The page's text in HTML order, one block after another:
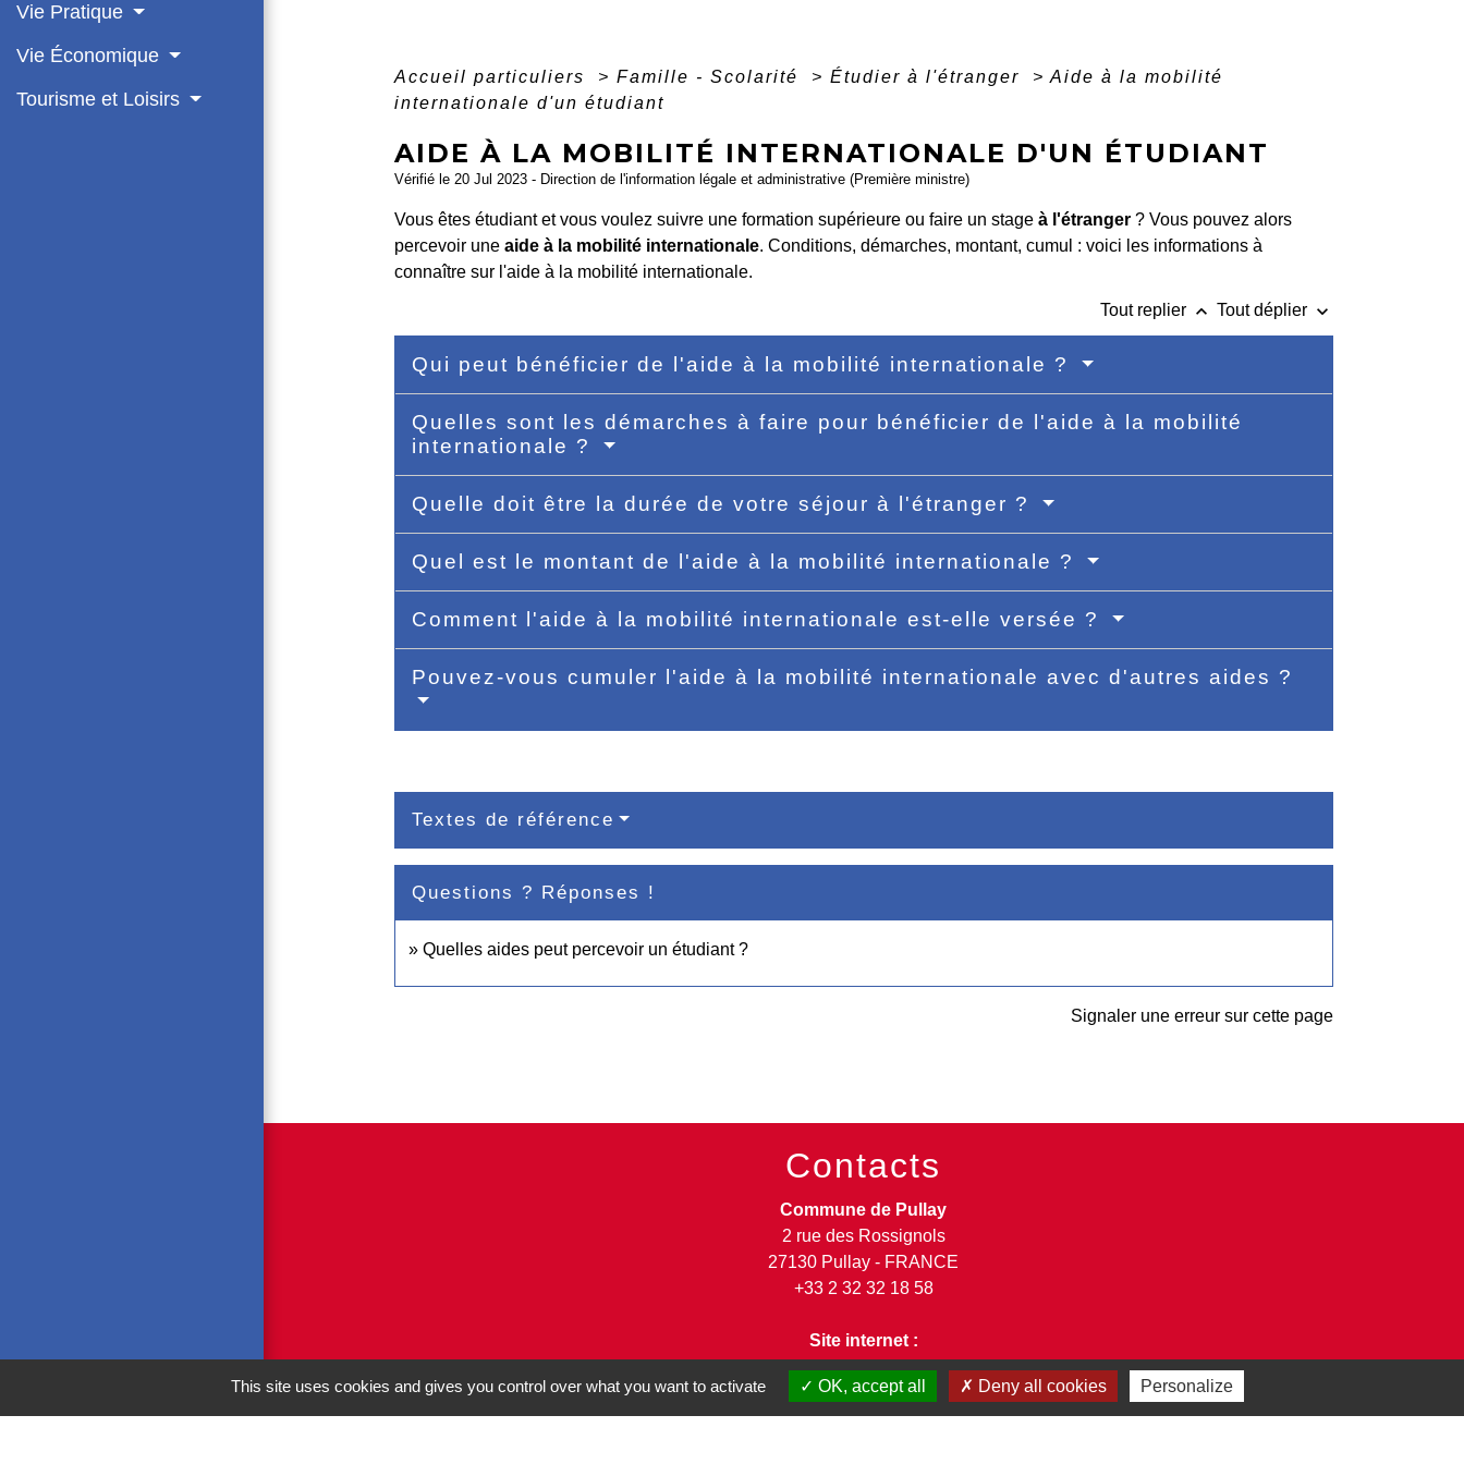
Vie Pratique
Vie Économique
Tourisme et Loisirs
Accueil particuliers > Famille - Scolarité > Étudier à l'étranger > Aide à la mobilité
internationale d'un étudiant
AIDE À LA MOBILITÉ INTERNATIONALE D'UN ÉTUDIANT
Vérifié le 20 Jul 2023 - Direction de l'information légale et administrative (Première ministre)
Vous êtes étudiant et vous voulez suivre une formation supérieure ou faire un stage à l'étranger? Vous pouvez alors
percevoir une aide à la mobilité internationale. Conditions, démarches, montant, cumul : voici les informations à
connaître sur l'aide à la mobilité internationale.
Tout replier keyboard_arrow_up Tout déplier keyboard_arrow_down
Qui peut bénéficier de l'aide à la mobilité internationale ?
Quelles sont les démarches à faire pour bénéficier de l'aide à la mobilité
internationale ?
Quelle doit être la durée de votre séjour à l'étranger ?
Quel est le montant de l'aide à la mobilité internationale ?
Comment l'aide à la mobilité internationale est-elle versée ?
Pouvez-vous cumuler l'aide à la mobilité internationale avec d'autres aides ?
Textes de référence
Questions ? Réponses !
Quelles aides peut percevoir un étudiant ?
Signaler une erreur sur cette page
Contacts
Commune de Pullay
2 rue des Rossignols
27130 Pullay - FRANCE
+33 2 32 32 18 58
Site internet :
www.pullay.fr
This site uses cookies and gives you control over what you want to activate
OK, accept all Deny all cookies Personalize